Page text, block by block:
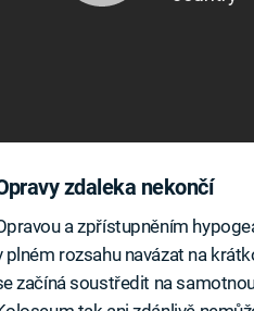
zdaleka nekončí
a zpřístupněním
plném rozsahu navázat na
začíná soustředit na